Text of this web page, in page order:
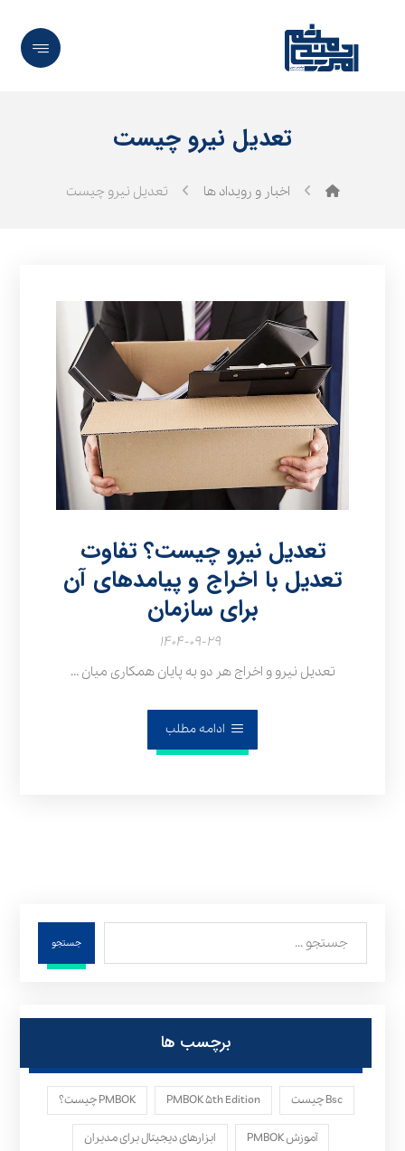
تعدیل نیرو چیست
اخبار و رویداد ها تعدیل نیرو چیست
تعدیل نیرو چیست؟ تفاوت
تعدیل با اخراج و پیامدهای آن
برای سازمان
۱۴۰۴-۰۹-۲۹
تعدیل نیرو و اخراج هر دو به پایان همکاری میان ...
ادامه مطلب
جستجو
برچسب ها
Bsc چیست PMBOK ۵th Edition PMBOK چیست؟
آموزش PMBOK ابزارهای دیجیتال برای مدیران